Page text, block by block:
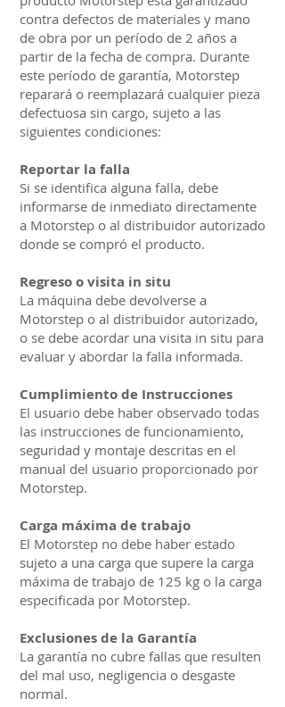
contra defectos de materiales y mano
de obra por un período de 2 años a
partir de la fecha de compra. Durante
este período de garantía, Motorstep
reparará o reemplazará cualquier pieza
defectuosa sin cargo, sujeto a las
siguientes condiciones:
Reportar la falla
Si se identifica alguna falla, debe
informarse de inmediato directamente
a Motorstep o al distribuidor autorizado
donde se compró el producto.
Regreso o visita in situ
La máquina debe devolverse a
Motorstep o al distribuidor autorizado,
o se debe acordar una visita in situ para
evaluar y abordar la falla informada.
Cumplimiento de Instrucciones
El usuario debe haber observado todas
las instrucciones de funcionamiento,
seguridad y montaje descritas en el
manual del usuario proporcionado por
Motorstep.
Carga máxima de trabajo
El Motorstep no debe haber estado
sujeto a una carga que supere la carga
máxima de trabajo de 125 kg o la carga
especificada por Motorstep.
Exclusiones de la Garantía
La garantía no cubre fallas que resulten
del mal uso, negligencia o desgaste
normal.